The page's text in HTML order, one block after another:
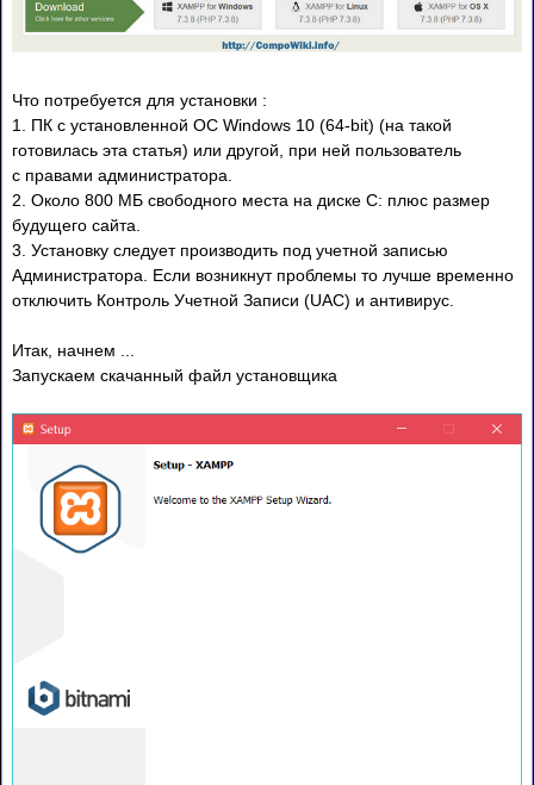
Что потребуется для установки :
1. ПК с установленной ОС Windows 10 (64-bit) (на такой
готовилась эта статья) или другой, при ней пользователь
с правами администратора.
2. Около 800 МБ свободного места на диске C: плюс размер
будущего сайта.
3. Установку следует производить под учетной записью
Администратора. Если возникнут проблемы то лучше временно
отключить Контроль Учетной Записи (UAC) и антивирус.
Итак, начнем ...
Запускаем скачанный файл установщика